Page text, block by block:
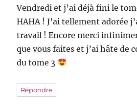
Vendredi et j’ai déjà fini le
HAHA ! J’ai tellement adorée
travail ! Encore merci
que vous faites et j’ai hâte de
du tome 3
Répondre